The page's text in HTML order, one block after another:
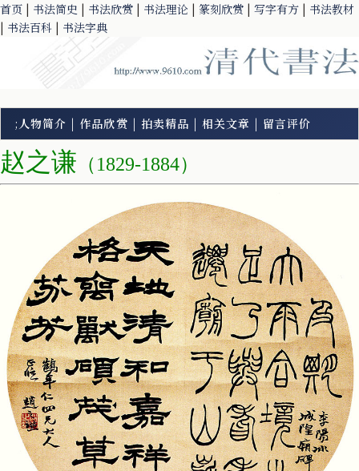
首页 | 书法简史 | 书法欣赏 | 书法理论 | 篆刻欣赏 | 写字有方 | 书法教材
| 书法百科 | 书法字典
; 人物简介 | 作品欣赏 | 拍卖精品 | 相关文章 | 留言评价
赵之谦 （1829-1884）